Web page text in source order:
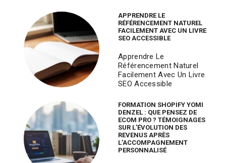
APPRENDRE LE
RÉFÉRENCEMENT NATUREL
FACILEMENT AVEC UN LIVRE
SEO ACCESSIBLE
Apprendre Le
Référencement Naturel
Facilement Avec Un Livre
SEO Accessible
FORMATION SHOPIFY YOMI
DENZEL : QUE PENSEZ DE
ECOM PRO ? TÉMOIGNAGES
SUR L’ÉVOLUTION DES
REVENUS APRÈS
L’ACCOMPAGNEMENT
PERSONNALISÉ